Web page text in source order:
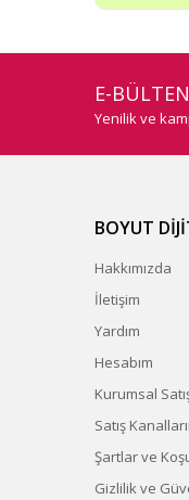
E-BÜLTEN
Yenilik ve
BOYUT
Hakkımızda
İletişim
Yardım
Hesabım
Kurumsal
Satış
Şartlar ve
Gizlilik ve